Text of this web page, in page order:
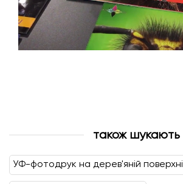
також шукають
УФ-фотодрук на дерев'яній поверхні